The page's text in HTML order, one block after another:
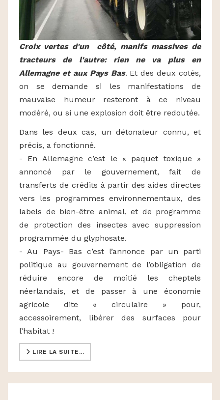
Croix vertes d'un côté, manifs massives de
tracteurs de l'autre: rien ne va plus en
Allemagne et aux Pays Bas. Et des deux cotés,
on se demande si les manifestations de
mauvaise humeur resteront à ce niveau
modéré, ou si une explosion doit être redoutée.
Dans les deux cas, un détonateur connu, et
précis, a fonctionné.
- En Allemagne c’est le « paquet toxique »
annoncé par le gouvernement, fait de
transferts de crédits à partir des aides directes
vers les programmes environnementaux, des
labels de bien-être animal, et de programme
de protection des insectes avec suppression
programmée du glyphosate.
- Au Pays- Bas c’est l’annonce par un parti
politique au gouvernement de l’obligation de
réduire encore de moitié les cheptels
néerlandais, et de passer à une économie
agricole dite « circulaire » pour,
accessoirement, libérer des surfaces pour
l’habitat !
LIRE LA SUITE...